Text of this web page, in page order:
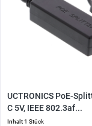
UCTRONICS PoE-
C 5V, IEEE 802.3af...
Inhalt1 Stück